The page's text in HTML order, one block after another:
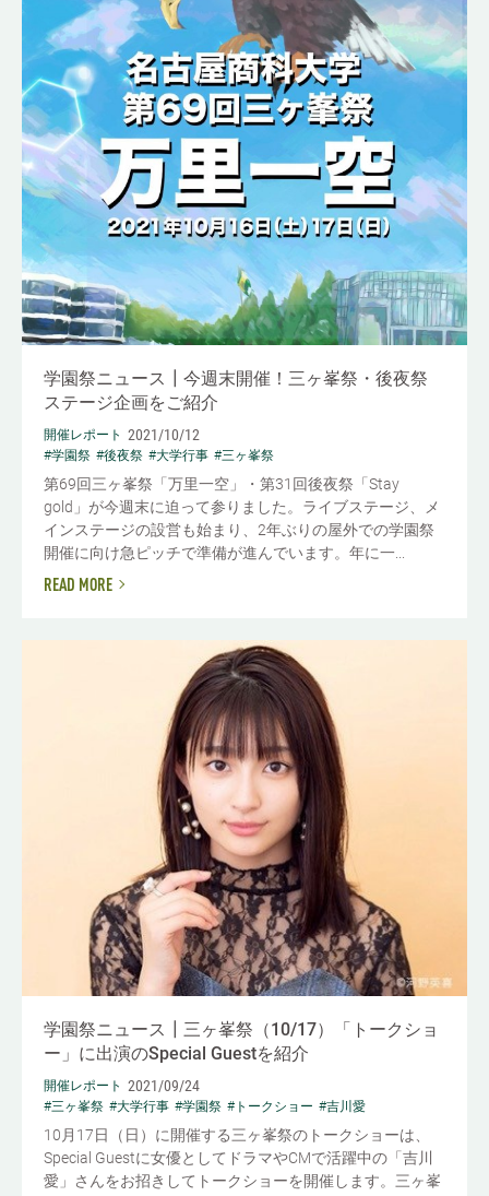
学園祭ニュース┃今週末開催！三ヶ峯祭・後夜祭
ステージ企画をご紹介
開催レポート 2021/10/12
#学園祭 #後夜祭 #大学行事 #三ヶ峯祭
第69回三ヶ峯祭「万里一空」・第31回後夜祭「Stay
gold」が今週末に迫って参りました。ライブステージ、メ
インステージの設営も始まり、2年ぶりの屋外での学園祭
開催に向け急ピッチで準備が進んでいます。年に一...
READ MORE
学園祭ニュース┃三ヶ峯祭（10/17）「トークショ
ー」に出演のSpecial Guestを紹介
開催レポート 2021/09/24
#三ヶ峯祭 #大学行事 #学園祭 #トークショー #吉川愛
10月17日（日）に開催する三ヶ峯祭のトークショーは、
Special Guestに女優としてドラマやCMで活躍中の「吉川
愛」さんをお招きしてトークショーを開催します。三ヶ峯